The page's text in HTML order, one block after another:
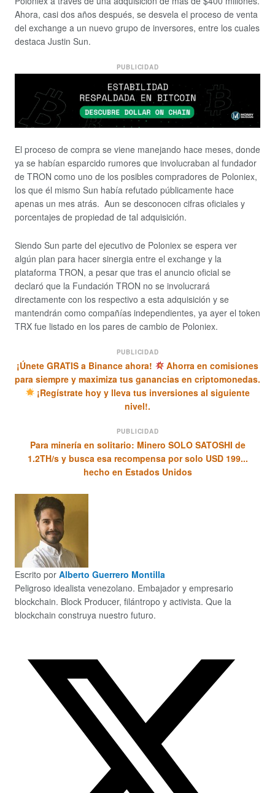
Ahora, casi dos años después, se desvela el proceso de venta
del exchange a un nuevo grupo de inversores, entre los cuales
destaca Justin Sun.
PUBLICIDAD
El proceso de compra se viene manejando hace meses, donde
ya se habían esparcido rumores que involucraban al fundador
de TRON como uno de los posibles compradores de Poloniex,
los que él mismo Sun había refutado públicamente hace
apenas un mes atrás. Aun se desconocen cifras oficiales y
porcentajes de propiedad de tal adquisición.
Siendo Sun parte del ejecutivo de Poloniex se espera ver
algún plan para hacer sinergia entre el exchange y la
plataforma TRON, a pesar que tras el anuncio oficial se
declaró que la Fundación TRON no se involucrará
directamente con los respectivo a esta adquisición y se
mantendrán como compañías independientes, ya ayer el token
TRX fue listado en los pares de cambio de Poloniex.
PUBLICIDAD
¡Únete GRATIS a Binance ahora!
Ahorra en comisiones
para siempre y maximiza tus ganancias en criptomonedas.
¡Regístrate hoy y lleva tus inversiones al siguiente
nivel!.
PUBLICIDAD
Para minería en solitario: Minero SOLO SATOSHI de
1.2TH/s y busca esa recompensa por solo USD 199...
hecho en Estados Unidos
Escrito por Alberto Guerrero Montilla
Peligroso idealista venezolano. Embajador y empresario
blockchain. Block Producer, filántropo y activista. Que la
blockchain construya nuestro futuro.